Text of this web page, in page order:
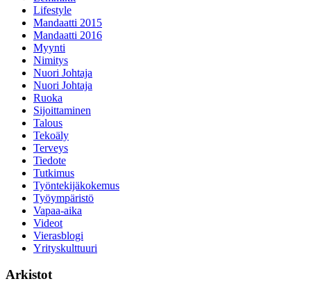
Lifestyle
Mandaatti 2015
Mandaatti 2016
Myynti
Nimitys
Nuori Johtaja
Nuori Johtaja
Ruoka
Sijoittaminen
Talous
Tekoäly
Terveys
Tiedote
Tutkimus
Työntekijäkokemus
Työympäristö
Vapaa-aika
Videot
Vierasblogi
Yrityskulttuuri
Arkistot